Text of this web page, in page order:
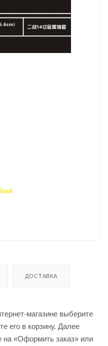
ДОСТАВКА
магазине выберите
его в корзину. Далее
на «Оформить заказ» или